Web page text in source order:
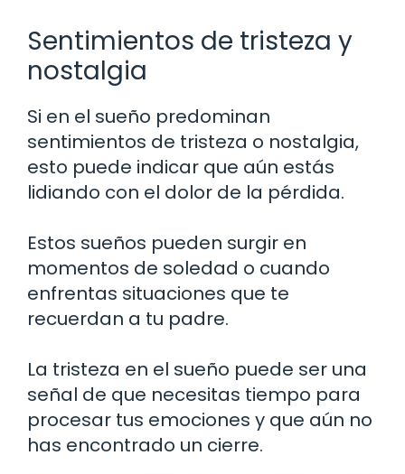
Sentimientos de tristeza y
nostalgia
Si en el sueño predominan
sentimientos de tristeza o nostalgia,
esto puede indicar que aún estás
lidiando con el dolor de la pérdida.
Estos sueños pueden surgir en
momentos de soledad o cuando
enfrentas situaciones que te
recuerdan a tu padre.
La tristeza en el sueño puede ser una
señal de que necesitas tiempo para
procesar tus emociones y que aún no
has encontrado un cierre.